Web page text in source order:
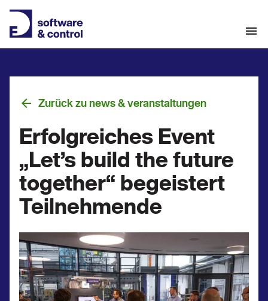
Zurück zu news & veranstaltungen
Erfolgreiches Event
„Let’s build the future
together“ begeistert
Teilnehmende